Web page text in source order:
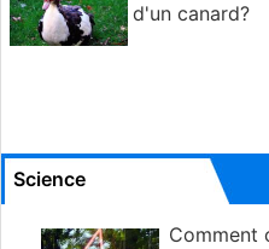
d'un canard?
Science
Comment